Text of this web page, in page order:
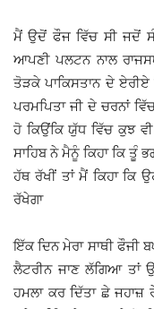
ਮੈਂ ਉਦੋਂ ਫੌਜ ਵਿੱਚ ਸੀ ਜਦੋਂ
ਆਪਣੀ ਪਲਟਨ ਨਾਲ
ਤੋੜਕੇ ਪਾਕਿਸਤਾਨ ਦੇ
ਪਰਮਪਿਤਾ ਜੀ ਦੇ ਚਰਨਾਂ
ਹੋ ਕਿਉਂਕਿ ਯੁੱਧ ਵਿੱਚ ਕੁਝ
ਸਾਹਿਬ ਨੇ ਮੈਨੂੰ ਕਿਹਾ ਕਿ ਤੂੰ
ਹੱਥ ਰੱਖੀਂ ਤਾਂ ਮੈਂ ਕਿਹਾ ਕਿ
ਰੱਖੇਗਾ
ਇੱਕ ਦਿਨ ਮੇਰਾ ਸਾਥੀ ਫੌਜੀ
ਲੈਟਰੀਨ ਜਾਣ ਲੱਗਿਆ ਤਾਂ
ਹਮਲਾ ਕਰ ਦਿੱਤਾ ਛੇ ਜਹਾਜ਼